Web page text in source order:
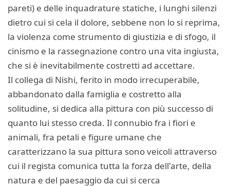
pareti) e delle inquadrature statiche, i lunghi silenzi
dietro cui si cela il dolore, sebbene non lo si reprima,
la violenza come strumento di giustizia e di sfogo, il
cinismo e la rassegnazione contro una vita ingiusta,
che si è inevitabilmente costretti ad accettare.
Il collega di Nishi, ferito in modo irrecuperabile,
abbandonato dalla famiglia e costretto alla
solitudine, si dedica alla pittura con più successo di
quanto lui stesso creda. Il connubio fra i fiori e
animali, fra petali e figure umane che
caratterizzano la sua pittura sono veicoli attraverso
cui il regista comunica tutta la forza dell'arte, della
natura e del paesaggio da cui si cerca